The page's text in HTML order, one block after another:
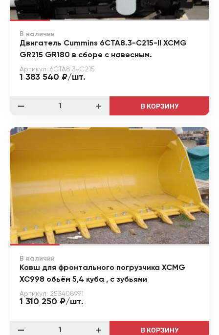
В наличии
Двигатель Cummins 6CTA8.3-C215-II XCMG
GR215 GR180 в сборе с навесным.
Артикул: 6CTA8.3-C215
1 383 540 ₽/шт.
В КОРЗИНУ
В наличии
Ковш для фронтального погрузчика XCMG
XC998 обьём 5,4 куба , с зубьями
Артикул: 253408991
1 310 250 ₽/шт.
В КОРЗИНУ